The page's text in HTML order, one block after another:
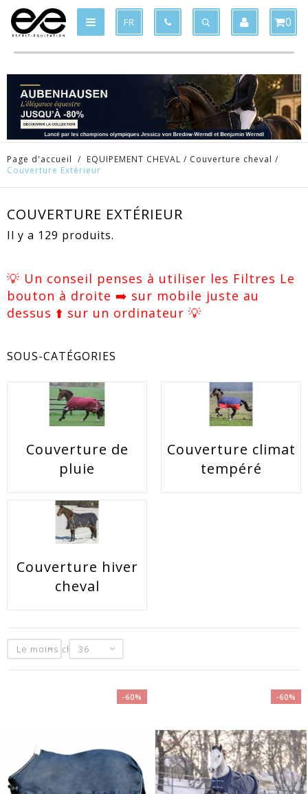
FR 0
Page d'accueil / EQUIPEMENT CHEVAL / Couverture cheval /
Couverture Extérieur
COUVERTURE EXTÉRIEUR
Il y a 129 produits.
💡 Un conseil penses à utiliser les Filtres Le
bouton à droite ➡️ sur mobile juste au
dessus ⬆️ sur un ordinateur 💡
SOUS-CATÉGORIES
Couverture de
pluie
Couverture climat
tempéré
Couverture hiver
cheval
Le moins cher36
-60% -60%
Produit ajouté au panier x
Produit supprimé du panier x